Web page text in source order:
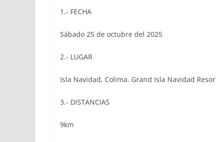
1.- FECHA
Sábado 25 de octubre del 2025
2.- LUGAR
Isla Navidad, Colima. Grand Isla Navidad
3.- DISTANCIAS
9km